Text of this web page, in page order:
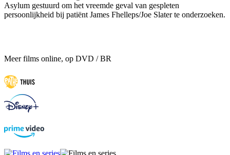
Asylum gestuurd om het vreemde geval van gespleten
persoonlijkheid bij patiënt James Fhelleps/Joe Slater te onderzoeken.
Meer films online, op DVD / BR